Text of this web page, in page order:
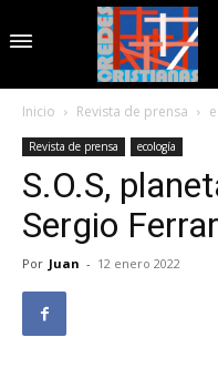
Inicio Revista de prensa
Revista de prensa ecología
S.O.S,
Sergio
Por Juan - 12 enero 2022